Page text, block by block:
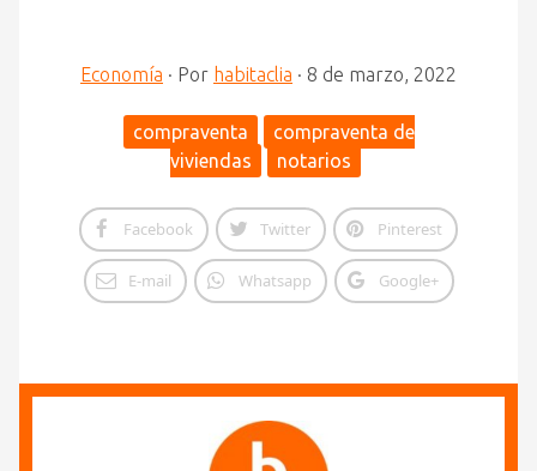
Economía · Por habitaclia · 8 de marzo, 2022
compraventa
compraventa de
viviendas
notarios
Facebook Twitter Pinterest
E-mail Whatsapp Google+